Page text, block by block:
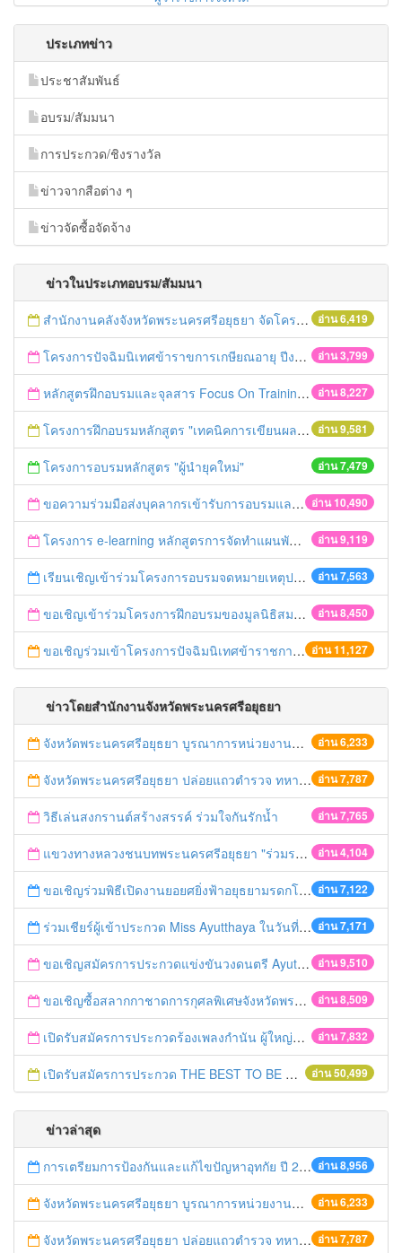
ประเภทข่าว
ประชาสัมพันธ์
อบรม/สัมมนา
การประกวด/ชิงรางวัล
ข่าวจากสือต่าง ๆ
ข่าวจัดซื้อจัดจ้าง
ข่าวในประเภทอบรม/สัมมนา
อ่าน 6,419
สำนักงานคลังจังหวัดพระนครศรีอยุธยา จัดโครงการฝึกอบรมเชิงปฏิบัติการ "การจัดซื้อจัดจ้างด้วยวิธีตลาดอิเล็กทรอนิกส์ (e-market)และวิธีประกวดราคาอิเล็กทรอนิกส์ (e-bidding)" ในวันที่ 4 เมษายน 2559 ณ อาคารราชภัฎ 100ปี ชั้น 2 มหาวิทยาลัยราชภัฎพระนครศรีอยุธยา
อ่าน 3,799
โครงการปัจฉิมนิเทศข้าราขการเกษียณอายุ ปีงบประมาณ พ.ศ. 2559
อ่าน 8,227
หลักสูตรฝึกอบรมและจุลสาร Focus On Training
อ่าน 9,581
โครงการฝึกอบรมหลักสูตร "เทคนิคการเขียนผลงานทางวิชาการ" รุ่นที่ 2
อ่าน 7,479
โครงการอบรมหลักสูตร "ผู้นำยุคใหม่"
อ่าน 10,490
ขอความร่วมมือส่งบุคลากรเข้ารับการอบรมและเผยแพร่ข่าวอบรม ประจำปี 2558
อ่าน 9,119
โครงการ e-learning หลักสูตรการจัดทำแผนพัฒนาจังหวัด
อ่าน 7,563
เรียนเชิญเข้าร่วมโครงการอบรมจดหมายเหตุประจำปี 2558 ของสมาคมจดหมายเหตุสยาม
อ่าน 8,450
ขอเชิญเข้าร่วมโครงการฝึกอบรมของมูลนิธิสมาคมนักเรียนทุนรัฐบาลไทย
อ่าน 11,127
ขอเชิญร่วมเข้าโครงการปัจฉิมนิเทศข้าราชการเกษียณอายุ ปี 2558
ข่าวโดยสำนักงานจังหวัดพระนครศรีอยุธยา
อ่าน 6,233
จังหวัดพระนครศรีอยุธยา บูรณาการหน่วยงานที่เกี่ยวข้อง ลงพื้นที่จัดระเบียบและดำเนินมาตรการตามบทลงโทษสูงสุดกับผู้ประกอบการร้านค้าที่ยังฝ่าฝืนตั้งร้านค้ารุกล้ำเขตพื้นที่ทางหลวง เตรียมความปลอดภัยก่อนเทศกาลสงกรานต์
อ่าน 7,787
จังหวัดพระนครศรีอยุธยา ปล่อยแถวตำรวจ ทหาร ฝ่ายปกครอง กว่า 100 นาย ตรวจเข้มท่ารถสาธารณะ สถานีขนส่งรถโดยสาร วินรถตู้ และสถานีรถไฟ เตรียมรับมือเทศกาลสงกรานต์
อ่าน 7,765
วิธีเล่นสงกรานต์สร้างสรรค์ ร่วมใจกันรักน้ำ
อ่าน 4,104
แขวงทางหลวงชนบทพระนครศรีอยุธยา "ร่วมรณรงค์ ขับช้า เปิดไฟหน้า คาดเข็มขัด" เทศกาลสงกรานต์ ปี 2561
อ่าน 7,122
ขอเชิญร่วมพิธีเปิดงานยอยศยิ่งฟ้าอยุธยามรดกโลก
อ่าน 7,171
ร่วมเชียร์ผู้เข้าประกวด Miss Ayutthaya ในวันที่ 15 ธันวาคม 2560
อ่าน 9,510
ขอเชิญสมัครการประกวดแข่งขันวงดนตรี Ayutthaya battle of the bands
อ่าน 8,509
ขอเชิญซื้อสลากกาชาดการกุศลพิเศษจังหวัดพระนครศรีอยุธยา 2560
อ่าน 7,832
เปิดรับสมัครการประกวดร้องเพลงกำนัน ผู้ใหญ่บ้าน ฯลฯ
อ่าน 50,499
เปิดรับสมัครการประกวด THE BEST TO BE NUMBER ONE
ข่าวล่าสุด
อ่าน 8,956
การเตรียมการป้องกันและแก้ไขปัญหาอุทกัย ปี 2561
อ่าน 6,233
จังหวัดพระนครศรีอยุธยา บูรณาการหน่วยงานที่เกี่ยวข้อง ลงพื้นที่จัดระเบียบและดำเนินมาตรการตามบทลงโทษสูงสุดกับผู้ประกอบการร้านค้าที่ยังฝ่าฝืนตั้งร้านค้ารุกล้ำเขตพื้นที่ทางหลวง เตรียมความปลอดภัยก่อนเทศกาลสงกรานต์
อ่าน 7,787
จังหวัดพระนครศรีอยุธยา ปล่อยแถวตำรวจ ทหาร ฝ่ายปกครอง กว่า 100 นาย ตรวจเข้มท่ารถสาธารณะ สถานีขนส่งรถโดยสาร วินรถตู้ และสถานีรถไฟ เตรียมรับมือเทศกาลสงกรานต์